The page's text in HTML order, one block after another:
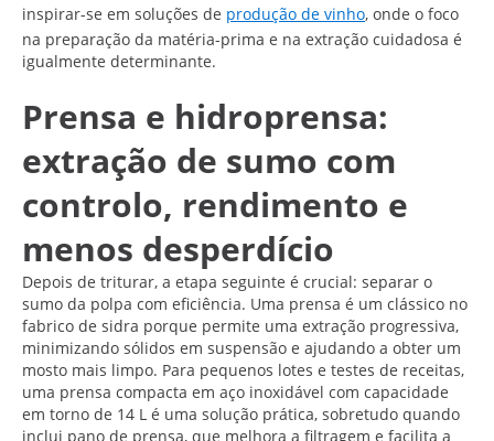
inspirar-se em soluções de produção de vinho, onde o foco
na preparação da matéria-prima e na extração cuidadosa é
igualmente determinante.
Prensa e hidroprensa:
extração de sumo com
controlo, rendimento e
menos desperdício
Depois de triturar, a etapa seguinte é crucial: separar o
sumo da polpa com eficiência. Uma prensa é um clássico no
fabrico de sidra porque permite uma extração progressiva,
minimizando sólidos em suspensão e ajudando a obter um
mosto mais limpo. Para pequenos lotes e testes de receitas,
uma prensa compacta em aço inoxidável com capacidade
em torno de 14 L é uma solução prática, sobretudo quando
inclui pano de prensa, que melhora a filtragem e facilita a